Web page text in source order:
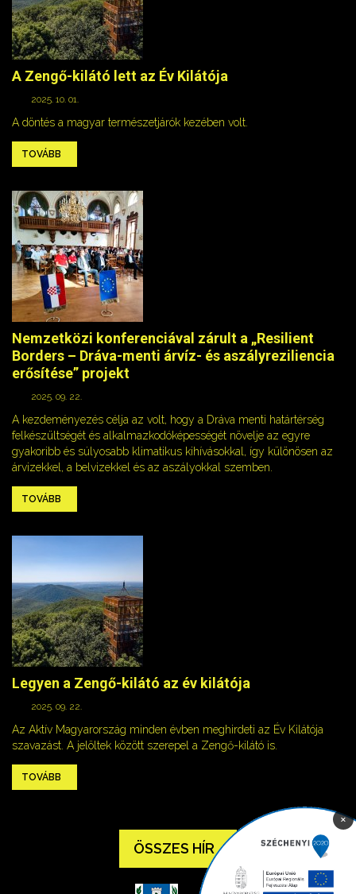
A Zengő-kilátó lett az Év Kilátója
2025. 10. 01.
A döntés a magyar természetjárók kezében volt.
TOVÁBB
Nemzetközi konferenciával zárult a „Resilient
Borders – Dráva-menti árvíz- és aszályreziliencia
erősítése” projekt
2025. 09. 22.
A kezdeményezés célja az volt, hogy a Dráva menti határtérség
felkészültségét és alkalmazkodóképességét növelje az egyre
gyakoribb és súlyosabb klimatikus kihívásokkal, így különösen az
árvizekkel, a belvizekkel és az aszályokkal szemben.
TOVÁBB
Legyen a Zengő-kilátó az év kilátója
2025. 09. 22.
Az Aktív Magyarország minden évben meghirdeti az Év Kilátója
szavazást. A jelöltek között szerepel a Zengő-kilátó is.
TOVÁBB
ÖSSZES HÍR
×